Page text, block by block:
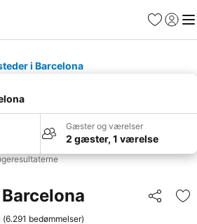
Favoritter
Log ind
i Barcelona
Gæster og værelser
2 gæster, 1 værelse
Del
(6.291 bedømmelser)